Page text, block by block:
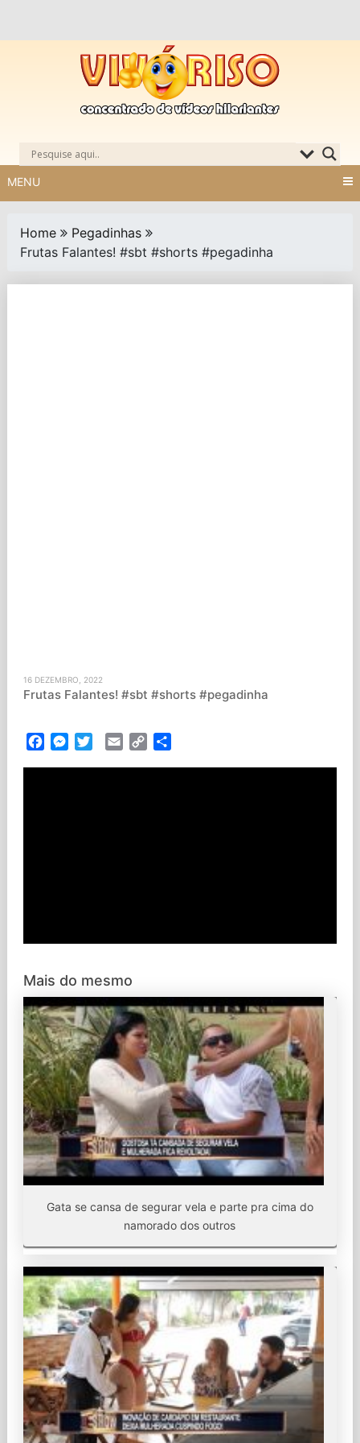
MENU
Home
Pegadinhas
Frutas Falantes! #sbt #shorts #pegadinha
16 DEZEMBRO, 2022
Frutas Falantes! #sbt #shorts #pegadinha
FacebookMessenger
TwitterEmail Copy
Mais do mesmo
Gata se cansa de segurar vela e parte pra cima do
namorado dos outros